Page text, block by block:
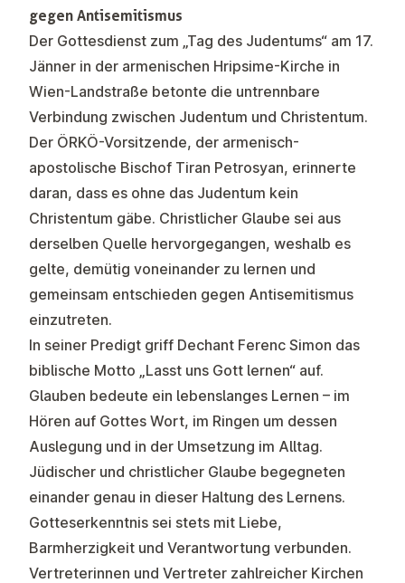
gegen Antisemitismus
Der Gottesdienst zum „Tag des Judentums“ am 17.
Jänner in der armenischen Hripsime-Kirche in
Wien-Landstraße betonte die untrennbare
Verbindung zwischen Judentum und Christentum.
Der ÖRKÖ-Vorsitzende, der armenisch-
apostolische Bischof Tiran Petrosyan, erinnerte
daran, dass es ohne das Judentum kein
Christentum gäbe. Christlicher Glaube sei aus
derselben Quelle hervorgegangen, weshalb es
gelte, demütig voneinander zu lernen und
gemeinsam entschieden gegen Antisemitismus
einzutreten.
In seiner Predigt griff Dechant Ferenc Simon das
biblische Motto „Lasst uns Gott lernen“ auf.
Glauben bedeute ein lebenslanges Lernen – im
Hören auf Gottes Wort, im Ringen um dessen
Auslegung und in der Umsetzung im Alltag.
Jüdischer und christlicher Glaube begegneten
einander genau in dieser Haltung des Lernens.
Gotteserkenntnis sei stets mit Liebe,
Barmherzigkeit und Verantwortung verbunden.
Vertreterinnen und Vertreter zahlreicher Kirchen